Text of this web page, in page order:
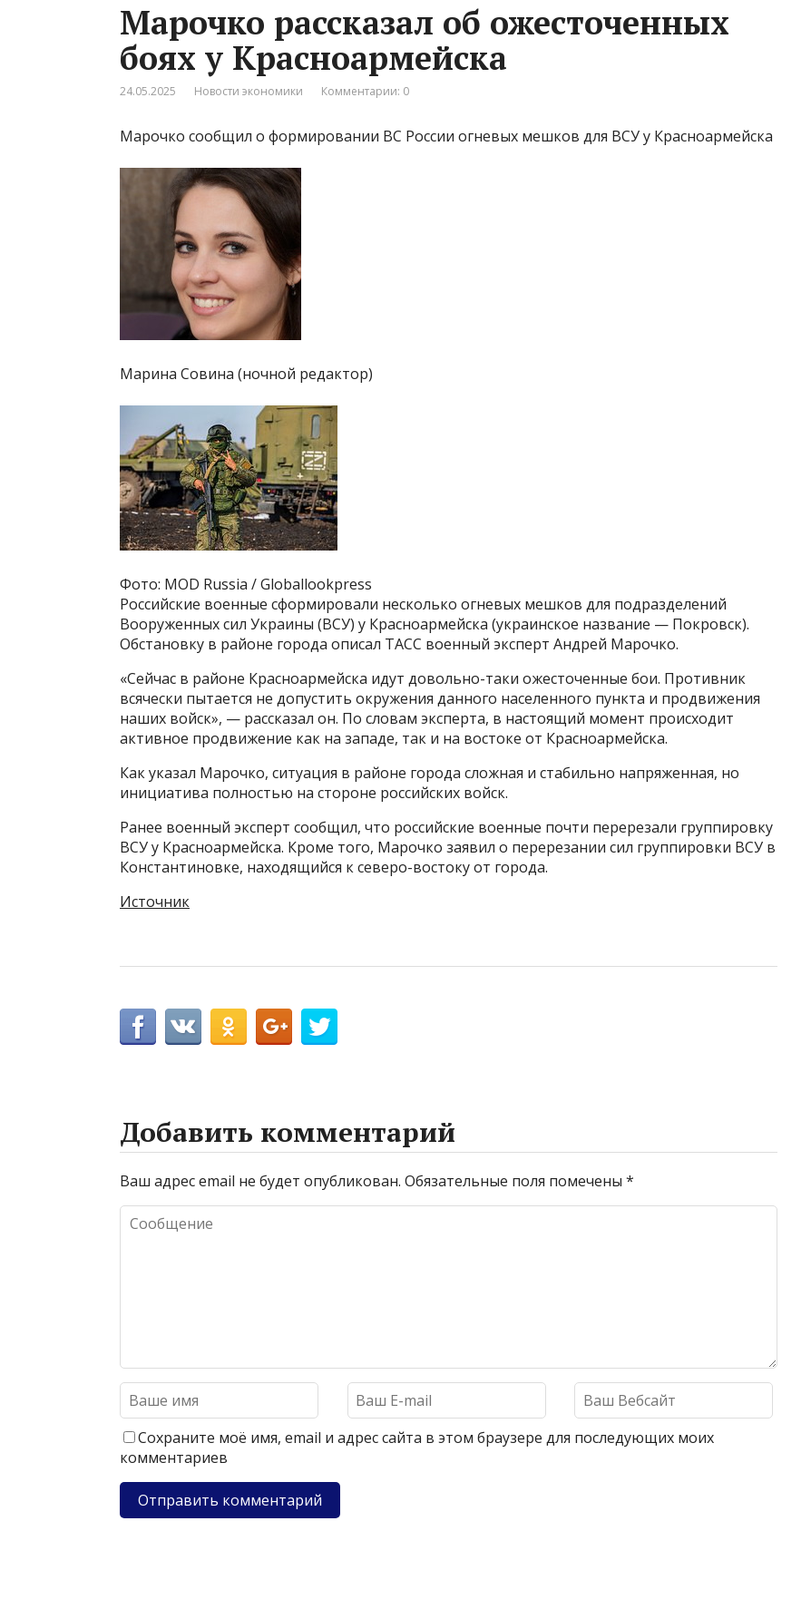
Марочко рассказал об ожесточенных
боях у Красноармейска
24.05.2025 Новости экономики Комментарии: 0
Марочко сообщил о формировании ВС России огневых мешков для ВСУ у Красноармейска
Марина Совина (ночной редактор)
Фото: MOD Russia / Globallookpress
Российские военные сформировали несколько огневых мешков для подразделений
Вооруженных сил Украины (ВСУ) у Красноармейска (украинское название — Покровск).
Обстановку в районе города описал ТАСС военный эксперт Андрей Марочко.
«Сейчас в районе Красноармейска идут довольно-таки ожесточенные бои. Противник
всячески пытается не допустить окружения данного населенного пункта и продвижения
наших войск», — рассказал он. По словам эксперта, в настоящий момент происходит
активное продвижение как на западе, так и на востоке от Красноармейска.
Как указал Марочко, ситуация в районе города сложная и стабильно напряженная, но
инициатива полностью на стороне российских войск.
Ранее военный эксперт сообщил, что российские военные почти перерезали группировку
ВСУ у Красноармейска. Кроме того, Марочко заявил о перерезании сил группировки ВСУ в
Константиновке, находящийся к северо-востоку от города.
Источник
Добавить комментарий
Ваш адрес email не будет опубликован. Обязательные поля помечены *
Сохраните моё имя, email и адрес сайта в этом браузере для последующих моих
комментариев